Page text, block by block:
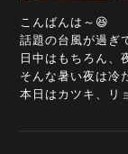
こんばんは～😆
話題の台風が過ぎ
日中はもちろん、
そんな暑い夜は冷
本日はカツキ、リ